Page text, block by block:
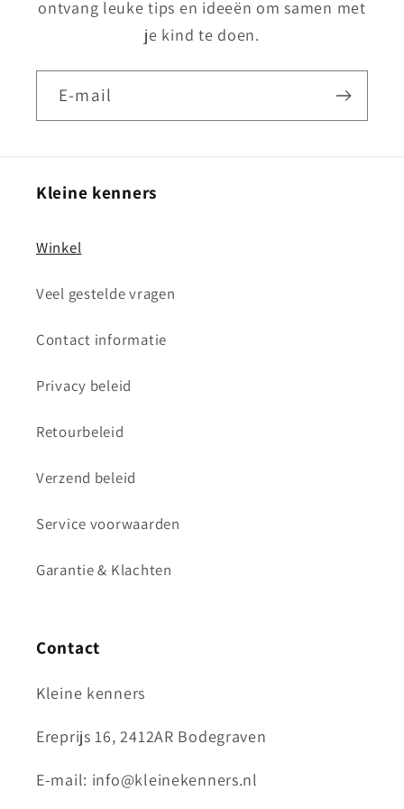
ontvang leuke tips en ideeën om samen met
je kind te doen.
E‑mail
Kleine kenners
Winkel
Veel gestelde vragen
Contact informatie
Privacy beleid
Retourbeleid
Verzend beleid
Service voorwaarden
Garantie & Klachten
Contact
Kleine kenners
Ereprijs 16, 2412AR Bodegraven
E-mail: info@kleinekenners.nl